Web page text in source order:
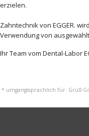
erzielen.
Zahntechnik von EGGER.
Verwendung von
Ihr Team vom Dental-Labor
* umgangssprachlich für: Grüß